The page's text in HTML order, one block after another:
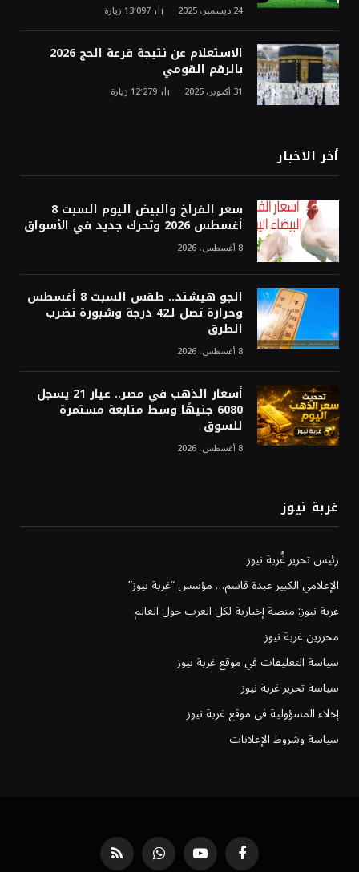
24 ديسمبر، 2025 13٬097 زيارة
الاستعلام عن نتيجة قرعة الحج 2026
بالرقم القومي
31 أكتوبر، 2025 12٬279 زيارة
أخر الاخبار
سعر الفراخ والبيض اليوم السبت 8
أغسطس 2026 وتحرك جديد في الأسواق
8 أغسطس، 2026
الجو هيشتد.. طقس السبت 8 أغسطس
وحرارة تصل لـ42 درجة وشبورة تضرب
الطرق
8 أغسطس، 2026
أسعار الذهب في مصر.. عيار 21 يسجل
6080 جنيهًا وسط متابعة مستمرة
للسوق
8 أغسطس، 2026
غربة نيوز
رئيس تحرير غُربة نيوز
الإعلامي الكبير عبدة قاسم… مؤسس “غربة نيوز”
غربة نيوز: منصة إخبارية لكل العرب حول العالم
محررين غربة نيوز
سياسة التعليقات في موقع غربة نيوز
سياسة تحرير غربة نيوز
إخلاء المسؤولية في موقع غربة نيوز
سياسة وشروط الإعلانات
فيسبوك يوتيوب واتساب RSS